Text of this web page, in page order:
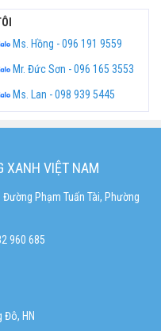
Ms. Hồng - 096 191 9559
Mr. Đức Sơn - 096 165 3553
Ms. Lan - 098 939 5445
XANH VIỆT NAM
Phạm Tuấn Tài, Phường
960 685
Đô, HN